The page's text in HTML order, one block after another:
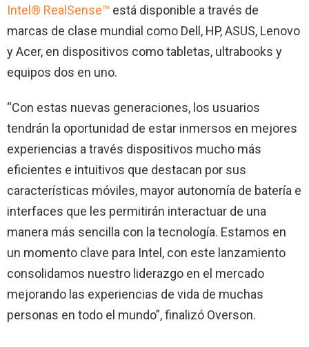
Intel® RealSense™ está disponible a través de
marcas de clase mundial como Dell, HP, ASUS, Lenovo
y Acer, en dispositivos como tabletas, ultrabooks y
equipos dos en uno.
“Con estas nuevas generaciones, los usuarios
tendrán la oportunidad de estar inmersos en mejores
experiencias a través dispositivos mucho más
eficientes e intuitivos que destacan por sus
características móviles, mayor autonomía de batería e
interfaces que les permitirán interactuar de una
manera más sencilla con la tecnología. Estamos en
un momento clave para Intel, con este lanzamiento
consolidamos nuestro liderazgo en el mercado
mejorando las experiencias de vida de muchas
personas en todo el mundo”, finalizó Overson.